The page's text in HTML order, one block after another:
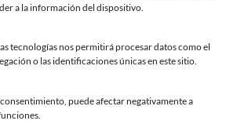
a la información del dispositivo.
tecnologías nos permitirá procesar datos como el
o las identificaciones únicas en este sitio.
puede afectar negativamente a
Teléfonos de interés
Chatbot Siero
del Ayuntamiento de Siero